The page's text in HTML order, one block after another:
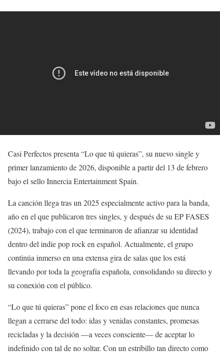
Casi Perfectos presenta “Lo que tú quieras”, su nuevo single y
primer lanzamiento de 2026, disponible a partir del 13 de febrero
bajo el sello Innercia Entertainment Spain.
La canción llega tras un 2025 especialmente activo para la banda,
año en el que publicaron tres singles, y después de su EP FASES
(2024), trabajo con el que terminaron de afianzar su identidad
dentro del indie pop rock en español. Actualmente, el grupo
continúa inmerso en una extensa gira de salas que los está
llevando por toda la geografía española, consolidando su directo y
su conexión con el público.
“Lo que tú quieras” pone el foco en esas relaciones que nunca
llegan a cerrarse del todo: idas y venidas constantes, promesas
recicladas y la decisión —a veces consciente— de aceptar lo
indefinido con tal de no soltar. Con un estribillo tan directo como